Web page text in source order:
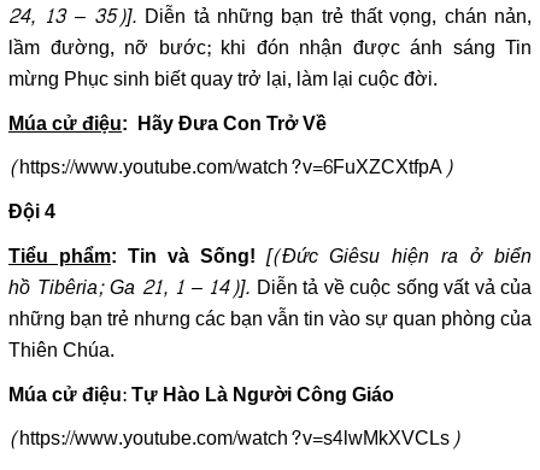
24, 13 – 35)]. Diễn tả những bạn trẻ thất vọng, chán nản,
lầm đường, nỡ bước; khi đón nhận được ánh sáng Tin
mừng Phục sinh biết quay trở lại, làm lại cuộc đời.
Múa cử điệu: Hãy Đưa Con Trở Về
(https://www.youtube.com/watch?v=6FuXZCXtfpA)
Đội 4
Tiểu phẩm: Tin và Sống! [(Đức Giêsu hiện ra ở biển
hồ Tibêria; Ga 21, 1 – 14)]. Diễn tả về cuộc sống vất vả của
những bạn trẻ nhưng các bạn vẫn tin vào sự quan phòng của
Thiên Chúa.
Múa cử điệu: Tự Hào Là Người Công Giáo
(https://www.youtube.com/watch?v=s4lwMkXVCLs)